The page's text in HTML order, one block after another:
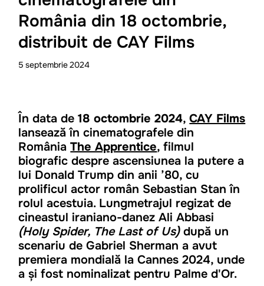
România din 18 octombrie,
distribuit de CAY Films
5 septembrie2024
În data de18 octombrie 2024,CAY Films
lansează în cinematografele din
RomâniaThe Apprentice, filmul
biografic despre ascensiunea la putere a
lui Donald Trump din anii ’80, cu
prolificul actor român Sebastian Stan în
rolul acestuia. Lungmetrajul regizat de
cineastul iraniano-danez Ali Abbasi
(Holy Spider, The Last of Us)după un
scenariu de Gabriel Sherman a avut
premiera mondială la Cannes 2024, unde
a și fost nominalizat pentru Palme d'Or.